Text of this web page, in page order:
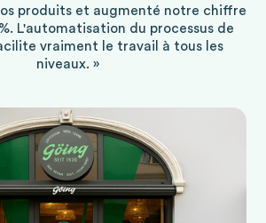
produits et augmenté notre chiffre
L'automatisation du processus de
vraiment le travail à tous les
niveaux. »